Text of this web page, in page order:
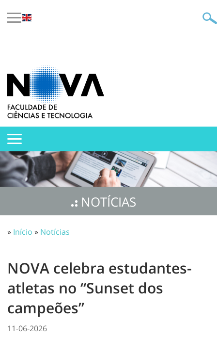
NOTÍCIAS
» Início » Notícias
NOVA celebra estudantes-
atletas no “Sunset dos
campeões”
11-06-2026